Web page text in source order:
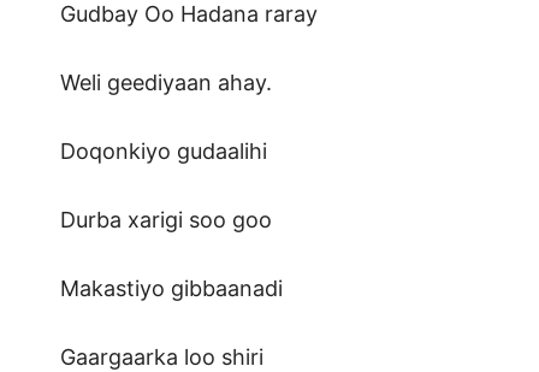
Gudbay Oo Hadana raray
Weli geediyaan ahay.
Doqonkiyo gudaalihi
Durba xarigi soo goo
Makastiyo gibbaanadi
Gaargaarka loo shiri